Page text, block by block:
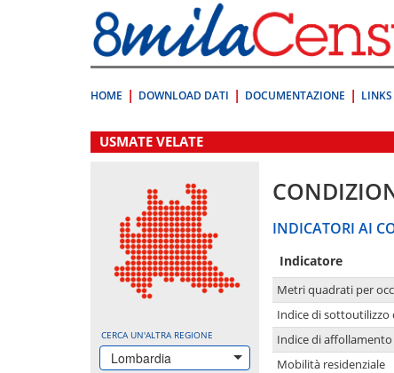
direttamente
a:
Contenuto
HOME DOWNLOAD DATI DOCUMENTAZIONE
USMATE VELATE
CERCA UN'ALTRA REGIONE
Lombardia
INDICATORI AI
Indicatore
Metri quadrati per
Indice di sottoutilizzo
Indice di
Mobilità residenziale